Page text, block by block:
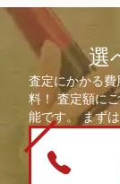
選
査定にかかる
料！ 査定額に
能です。 まず